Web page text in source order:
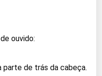
ouvido:
parte de trás da cabeça.